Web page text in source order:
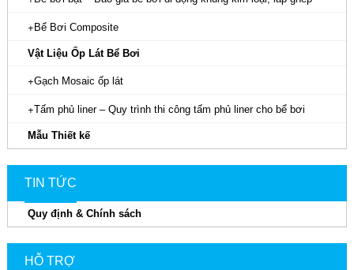
Bể Bơi Composite
Vật Liệu Ốp Lát Bể Bơi
Gạch Mosaic ốp lát
Tấm phủ liner – Quy trình thi công tấm phủ liner cho bể bơi
Mẫu Thiết kế
TIN TỨC
Quy định & Chính sách
HỖ TRỢ